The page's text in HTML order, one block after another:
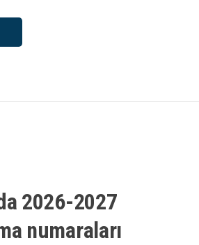
2026-2027
numaraları